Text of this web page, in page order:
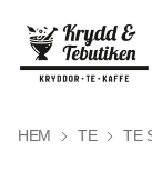
HEM TE TE